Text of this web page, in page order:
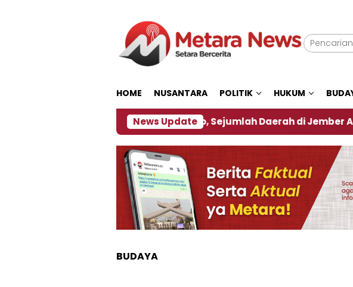
HOME NUSANTARA POLITIK HUKUM
News Update
Dampak El Nino, Sejumlah Daerah di Jember Alami Krisi
BUDAYA